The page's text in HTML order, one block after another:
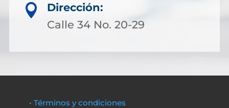

Dirección:
Calle 34 No. 20-29
• Términos y condiciones